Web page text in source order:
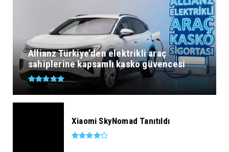
Allianz Türkiye’den elektrikli araç
sahiplerine kapsamlı kasko güvencesi
Xiaomi SkyNomad Tanıtıldı